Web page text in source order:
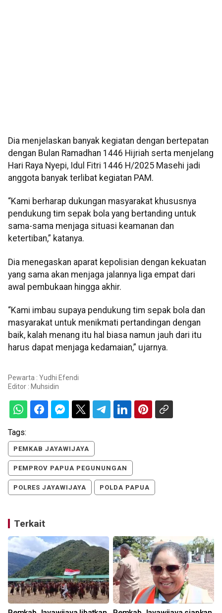
Dia menjelaskan banyak kegiatan dengan bertepatan
dengan Bulan Ramadhan 1446 Hijriah serta menjelang
Hari Raya Nyepi, Idul Fitri 1446 H/2025 Masehi jadi
anggota banyak terlibat kegiatan PAM.
“Kami berharap dukungan masyarakat khususnya
pendukung tim sepak bola yang bertanding untuk
sama-sama menjaga situasi keamanan dan
ketertiban,” katanya.
Dia menegaskan aparat kepolisian dengan kekuatan
yang sama akan menjaga jalannya liga empat dari
awal pembukaan hingga akhir.
“Kami imbau supaya pendukung tim sepak bola dan
masyarakat untuk menikmati pertandingan dengan
baik, kalah menang itu hal biasa namun jauh dari itu
harus dapat menjaga kedamaian,” ujarnya.
Pewarta : Yudhi Efendi
Editor : Muhsidin
Tags:
PEMKAB JAYAWIJAYA
PEMPROV PAPUA PEGUNUNGAN
POLRES JAYAWIJAYA POLDA PAPUA
Terkait